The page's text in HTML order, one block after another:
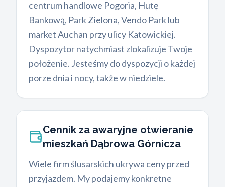
centrum handlowe Pogoria, Hutę
Bankową, Park Zielona, Vendo Park lub
market Auchan przy ulicy Katowickiej.
Dyspozytor natychmiast zlokalizuje Twoje
położenie. Jesteśmy do dyspozycji o każdej
porze dnia i nocy, także w niedziele.
Cennik za awaryjne otwieranie
mieszkań Dąbrowa Górnicza
Wiele firm ślusarskich ukrywa ceny przed
przyjazdem. My podajemy konkretne